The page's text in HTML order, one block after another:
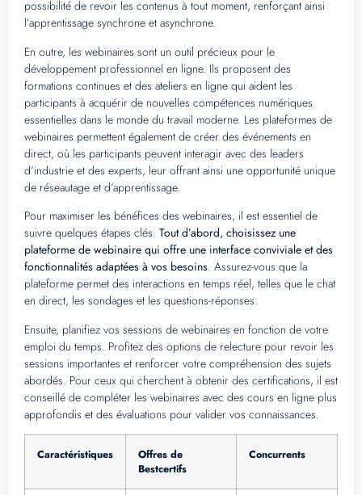
possibilité de revoir les contenus à tout moment, renforçant ainsi
l’apprentissage synchrone et asynchrone.
En outre, les webinaires sont un outil précieux pour le
développement professionnel en ligne. Ils proposent des
formations continues et des ateliers en ligne qui aident les
participants à acquérir de nouvelles compétences numériques
essentielles dans le monde du travail moderne. Les plateformes de
webinaires permettent également de créer des événements en
direct, où les participants peuvent interagir avec des leaders
d’industrie et des experts, leur offrant ainsi une opportunité unique
de réseautage et d’apprentissage.
Pour maximiser les bénéfices des webinaires, il est essentiel de
suivre quelques étapes clés. Tout d’abord, choisissez une
plateforme de webinaire qui offre une interface conviviale et des
fonctionnalités adaptées à vos besoins. Assurez-vous que la
plateforme permet des interactions en temps réel, telles que le chat
en direct, les sondages et les questions-réponses.
Ensuite, planifiez vos sessions de webinaires en fonction de votre
emploi du temps. Profitez des options de relecture pour revoir les
sessions importantes et renforcer votre compréhension des sujets
abordés. Pour ceux qui cherchent à obtenir des certifications, il est
conseillé de compléter les webinaires avec des cours en ligne plus
approfondis et des évaluations pour valider vos connaissances.
Caractéristiques
Offres de
Bestcertifs
Concurrents